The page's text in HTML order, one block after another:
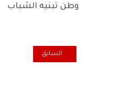
وطن تبنيه الشباب
المقال السابق: السلطة
السابق